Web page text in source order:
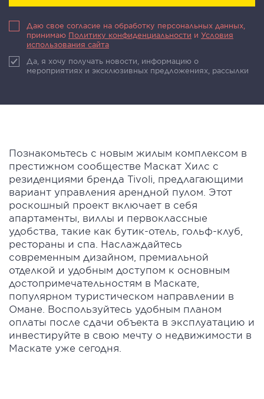
Даю свое согласие на обработку персональных данных,
принимаю Политику конфиденциальности и Условия
использования сайта
Да, я хочу получать новости, информацию о
мероприятиях и эксклюзивных предложениях, рассылки
Познакомьтесь с новым жилым комплексом в
престижном сообществе Маскат Хилс с
резиденциями бренда Tivoli, предлагающими
вариант управления арендной пулом. Этот
роскошный проект включает в себя
апартаменты, виллы и первоклассные
удобства, такие как бутик-отель, гольф-клуб,
рестораны и спа. Наслаждайтесь
современным дизайном, премиальной
отделкой и удобным доступом к основным
достопримечательностям в Маскате,
популярном туристическом направлении в
Омане. Воспользуйтесь удобным планом
оплаты после сдачи объекта в эксплуатацию и
инвестируйте в свою мечту о недвижимости в
Маскате уже сегодня.